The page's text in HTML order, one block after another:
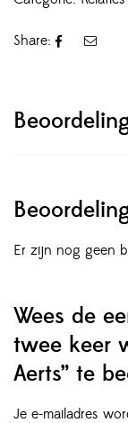
Share:
Er zijn nog geen
Wees de
twee keer
Aerts” te
Je e-mailadres